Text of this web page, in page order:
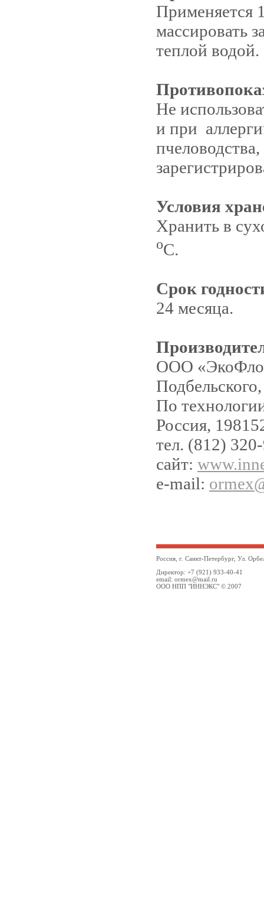
Применяется
массировать
теплой водой.
Не
и при
Условия
Хранить в
оС.
Срок
24 месяца.
ООО
По
Россия,
тел. (812)
сайт: www
e-mail: ormex
Россия, г. Санкт-Петербург, Ул.
Директор: +7 (921) 933-40-41
email: ormex@mail.ru
ООО НПП "ИННЭКС" © 2007